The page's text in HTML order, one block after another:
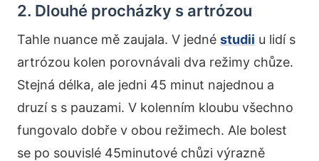
2. Dlouhé procházky s artrózou
Tahle nuance mě zaujala. V jedné studii u lidí s
artrózou kolen porovnávali dva režimy chůze.
Stejná délka, ale jedni 45 minut najednou a
druzí s s pauzami. V kolenním kloubu všechno
fungovalo dobře v obou režimech. Ale bolest
se po souvislé 45minutové chůzi výrazně